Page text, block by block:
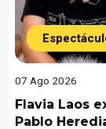
de las